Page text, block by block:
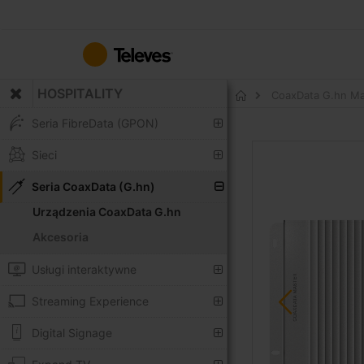
treści
HOSPITALITY
Seria FibreData (GPON)
Sieci
Seria CoaxData (G.hn)
Urządzenia CoaxData G.hn
Akcesoria
Usługi interaktywne
Streaming Experience
Digital Signage